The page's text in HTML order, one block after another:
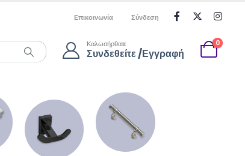
Επικοινωνία Σύνδεση
Καλωσήρθατε
Συνδεθείτε /Εγγραφή
0